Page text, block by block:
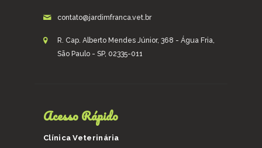
contato@jardimfranca.vet.br
R. Cap. Alberto Mendes Júnior, 368 - Água Fria,
São Paulo - SP, 02335-011
Acesso Rápido
Clínica Veterinária